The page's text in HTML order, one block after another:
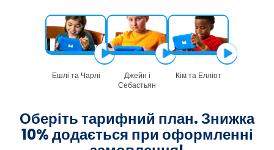
Ешлі та Чарлі
Джейн і
Себастьян
Кім та Елліот
Оберіть тарифний план. Знижка
10% додається при оформленні